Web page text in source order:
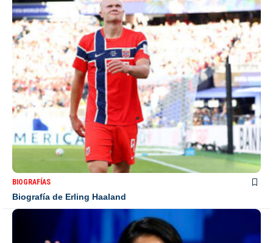
BIOGRAFÍAS
Biografía de Erling Haaland